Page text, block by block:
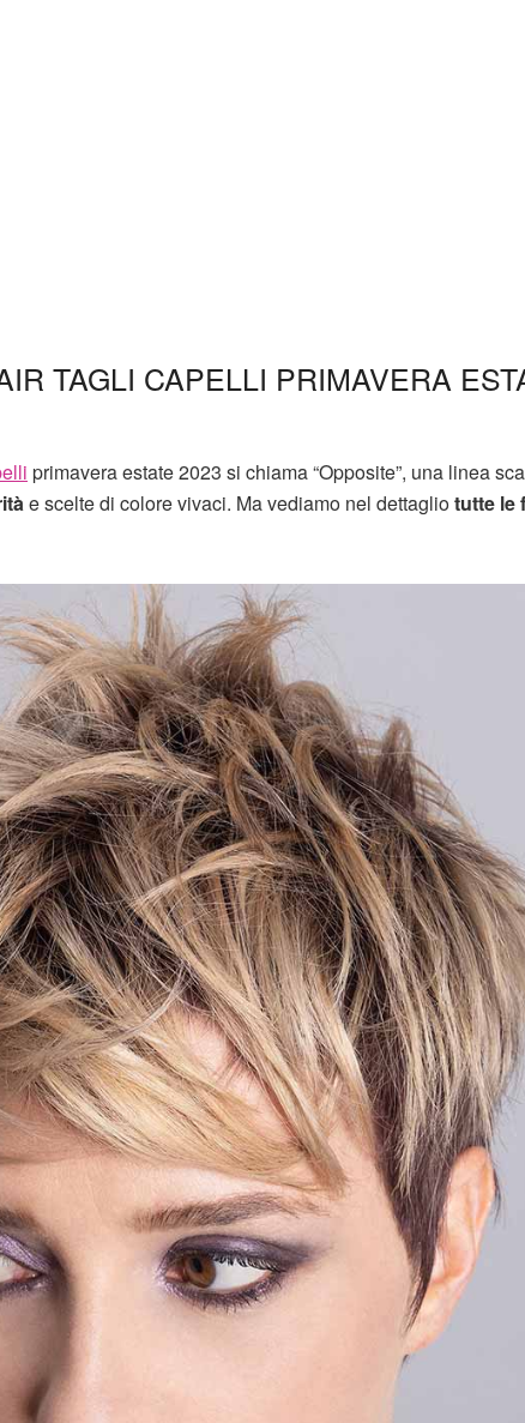
TAGLI CAPELLI PRIMAVERA
primavera estate 2023 si chiama “Opposite”, una linea
e scelte di colore vivaci. Ma vediamo nel dettagliotutte le